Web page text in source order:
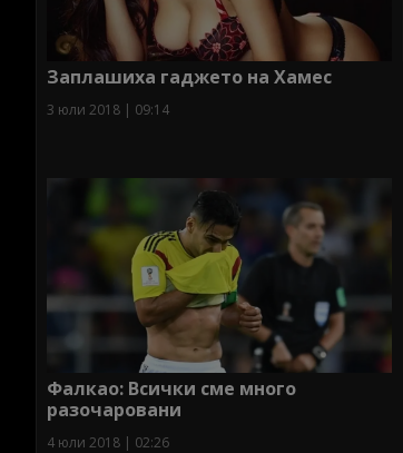
Заплашиха гаджето на Хамес
3 юли 2018 | 09:14
Фалкао: Всички сме много
разочаровани
4 юли 2018 | 02:26